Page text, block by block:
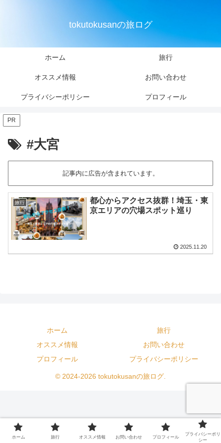
tokutokusanの旅ログ
ホーム 旅行
オススメ情報 お問い合わせ
プライバシーポリシー プロフィール
PR
#大宮
記事内に広告が含まれています。
旅行
都心からアクセス抜群！埼玉・東
京エリアの穴場スポット巡り
2025.11.20
ホーム
旅行
オススメ情報
お問い合わせ
プロフィール
プライバシーポリシー
© 2024-2026 tokutokusanの旅ログ.
ホーム 旅行 オススメ情報 お問い合わせ プロフィール
プライバシーポリ
シー